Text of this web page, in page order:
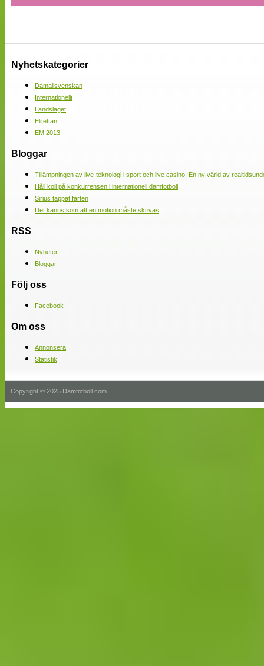
Nyhetskategorier
Damallsvenskan
Internationellt
Landslaget
Elitettan
EM 2013
Bloggar
Tillämpningen av live-teknologi i sport och live casino: En ny värld av
Håll koll på konkurrensen i internationell damfotboll
Sirius tappat farten
Det känns som att en motion måste skrivas
RSS
Nyheter
Bloggar
Följ oss
Facebook
Om oss
Annonsera
Statistik
Copyright © 2025 Damfotboll.com